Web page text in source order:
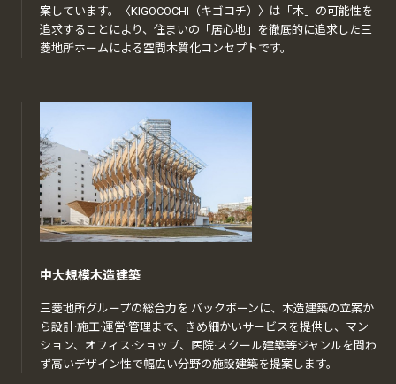
案しています。〈KIGOCOCHI（キゴコチ）〉は「木」の可能性を
追求することにより、住まいの「居心地」を徹底的に追求した三
菱地所ホームによる空間木質化コンセプトです。
中大規模木造建築
三菱地所グループの総合力を バックボーンに、木造建築の立案か
ら設計·施工·運営·管理まで、きめ細かいサービスを提供し、マン
ション、オフィス·ショップ、医院·スクール建築等ジャンルを問わ
ず高いデザイン性で幅広い分野の施設建築を提案します。